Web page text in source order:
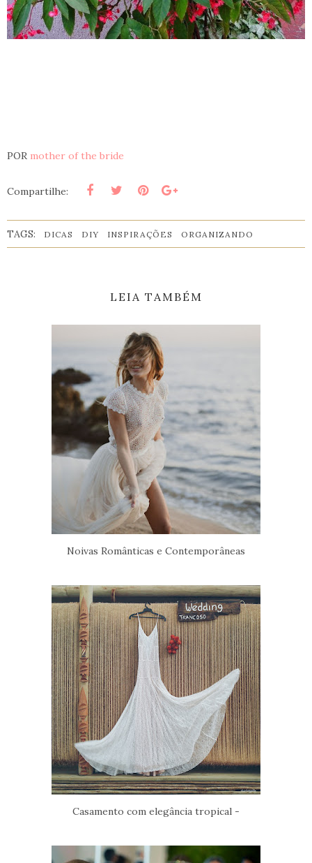
POR mother of the bride
Compartilhe:
TAGS: DICAS DIY INSPIRAÇÕES ORGANIZANDO
LEIA TAMBÉM
Noivas Românticas e Contemporâneas
Casamento com elegância tropical -